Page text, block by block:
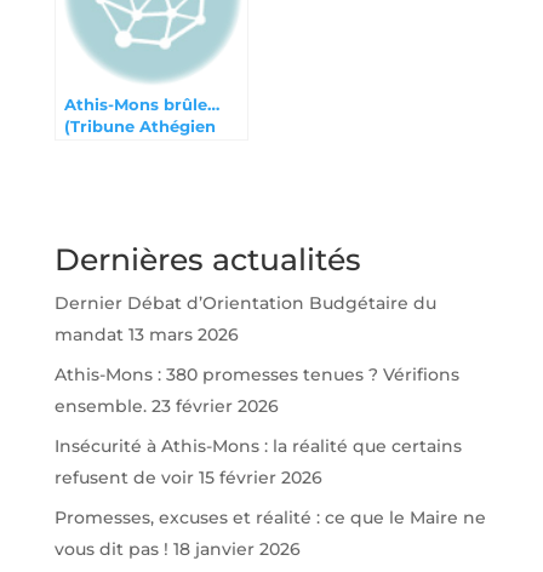
Athis-Mons brûle…
(Tribune Athégien
Dernières actualités
Dernier Débat d’Orientation Budgétaire du
mandat 13 mars 2026
Athis-Mons : 380 promesses tenues ? Vérifions
ensemble. 23 février 2026
Insécurité à Athis-Mons : la réalité que certains
refusent de voir 15 février 2026
Promesses, excuses et réalité : ce que le Maire ne
vous dit pas ! 18 janvier 2026